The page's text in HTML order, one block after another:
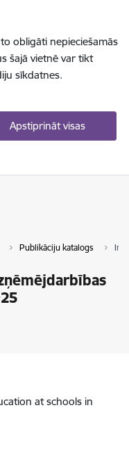
obligāti nepieciešamās
šajā vietnē var tikt
sīkdatnes.
Apstiprināt visas
Publikāciju katalogs
at schools in